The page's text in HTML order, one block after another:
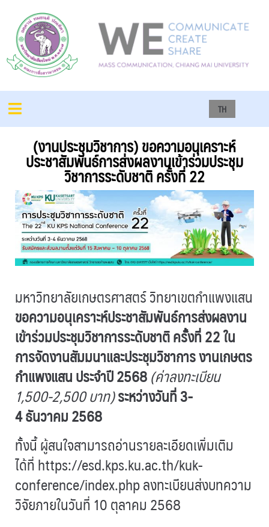
TH
(งานประชุมวิชาการ) ขอความอนุเคราะห์
ประชาสัมพันธ์การส่งผลงานเข้าร่วมประชุม
วิชาการระดับชาติ ครั้งที่ 22
มหาวิทยาลัยเกษตรศาสตร์ วิทยาเขตกำแพงแสน
ขอความอนุเคราะห์ประชาสัมพันธ์การส่งผลงาน
เข้าร่วมประชุมวิชาการระดับชาติ ครั้งที่ 22 ใน
การจัดงานสัมมนาและประชุมวิชาการ งานเกษตร
กำแพงแสน ประจำปี 2568(ค่าลงทะเบียน
1,500-2,500 บาท)ระหว่างวันที่ 3-
4 ธันวาคม 2568
ทั้งนี้ ผู้สนใจสามารถอ่านรายละเอียดเพิ่มเติม
ได้ที่ https://esd.kps.ku.ac.th/kuk-
conference/index.phpลงทะเบียนส่งบทความ
วิจัยภายในวันที่ 10 ตุลาคม 2568